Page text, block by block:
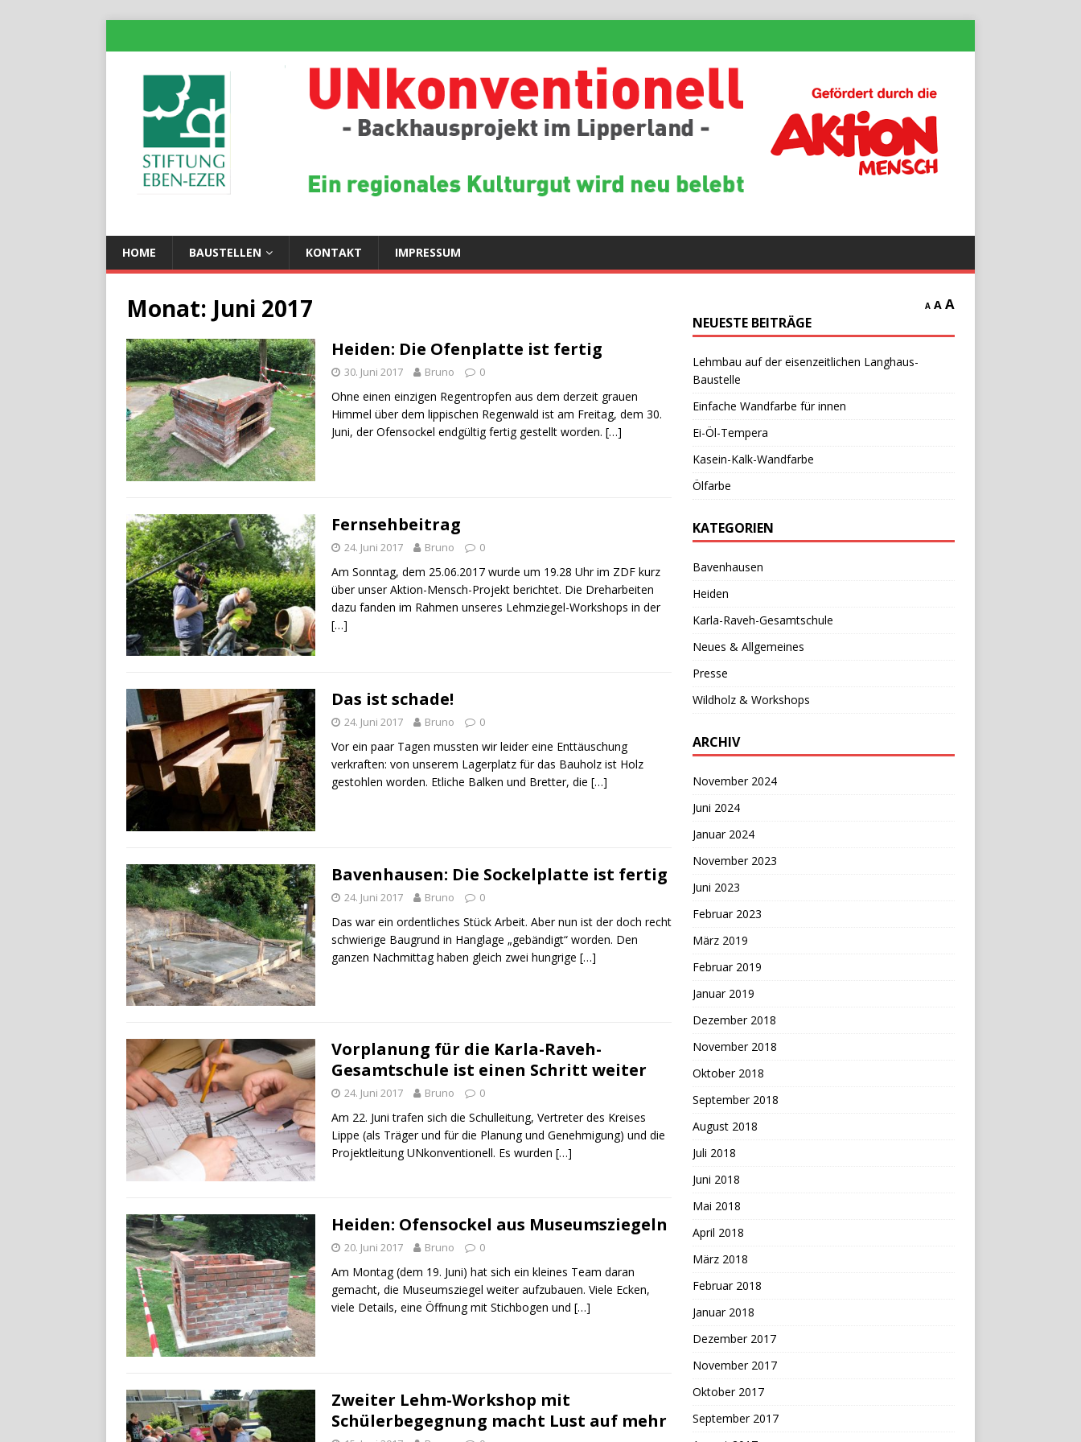
HOME BAUSTELLEN KONTAKT IMPRESSUM
Monat: Juni 2017
Heiden: Die Ofenplatte ist fertig
30. Juni 2017 Bruno 0
Ohne einen einzigen Regentropfen aus dem derzeit grauen
Himmel über dem lippischen Regenwald ist am Freitag, dem 30.
Juni, der Ofensockel endgültig fertig gestellt worden. […]
Fernsehbeitrag
24. Juni 2017 Bruno 0
Am Sonntag, dem 25.06.2017 wurde um 19.28 Uhr im ZDF kurz
über unser Aktion-Mensch-Projekt berichtet. Die Dreharbeiten
dazu fanden im Rahmen unseres Lehmziegel-Workshops in der
[…]
Das ist schade!
24. Juni 2017 Bruno 0
Vor ein paar Tagen mussten wir leider eine Enttäuschung
verkraften: von unserem Lagerplatz für das Bauholz ist Holz
gestohlen worden. Etliche Balken und Bretter, die […]
Bavenhausen: Die Sockelplatte ist fertig
24. Juni 2017 Bruno 0
Das war ein ordentliches Stück Arbeit. Aber nun ist der doch recht
schwierige Baugrund in Hanglage „gebändigt“ worden. Den
ganzen Nachmittag haben gleich zwei hungrige […]
Vorplanung für die Karla-Raveh-
Gesamtschule ist einen Schritt weiter
24. Juni 2017 Bruno 0
Am 22. Juni trafen sich die Schulleitung, Vertreter des Kreises
Lippe (als Träger und für die Planung und Genehmigung) und die
Projektleitung UNkonventionell. Es wurden […]
Heiden: Ofensockel aus Museumsziegeln
20. Juni 2017 Bruno 0
Am Montag (dem 19. Juni) hat sich ein kleines Team daran
gemacht, die Museumsziegel weiter aufzubauen. Viele Ecken,
viele Details, eine Öffnung mit Stichbogen und […]
Zweiter Lehm-Workshop mit
Schülerbegegnung macht Lust auf mehr
A A A
NEUESTE BEITRÄGE
Lehmbau auf der eisenzeitlichen Langhaus-
Baustelle
Einfache Wandfarbe für innen
Ei-Öl-Tempera
Kasein-Kalk-Wandfarbe
Ölfarbe
KATEGORIEN
Bavenhausen
Heiden
Karla-Raveh-Gesamtschule
Neues & Allgemeines
Presse
Wildholz & Workshops
ARCHIV
November 2024
Juni 2024
Januar 2024
November 2023
Juni 2023
Februar 2023
März 2019
Februar 2019
Januar 2019
Dezember 2018
November 2018
Oktober 2018
September 2018
August 2018
Juli 2018
Juni 2018
Mai 2018
April 2018
März 2018
Februar 2018
Januar 2018
Dezember 2017
November 2017
Oktober 2017
September 2017